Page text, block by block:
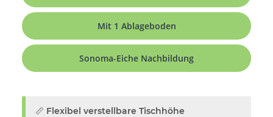
Mit 1 Ablageboden
Sonoma-Eiche Nachbildung
📏 Flexibel verstellbare Tischhöhe